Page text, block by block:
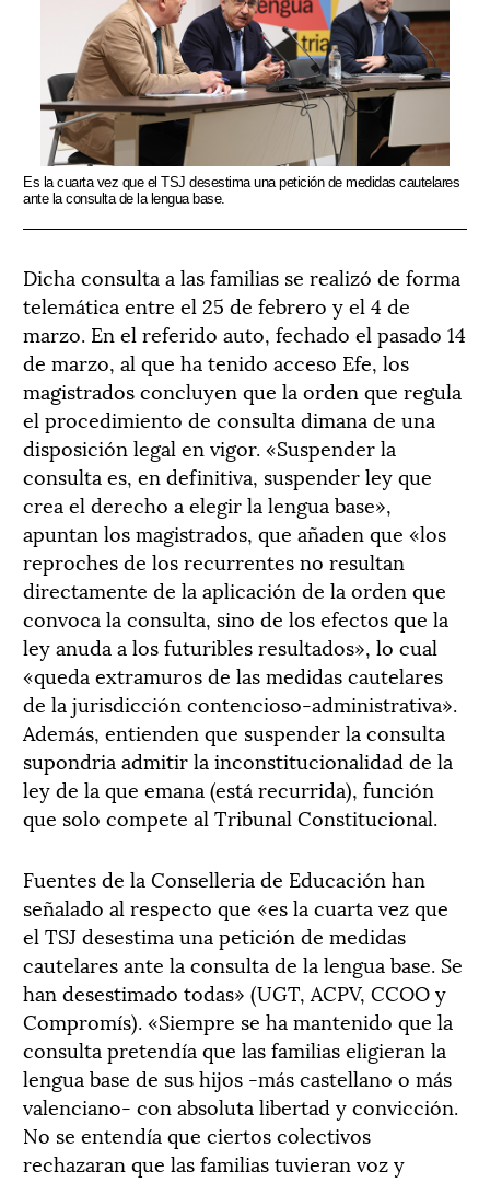
Es la cuarta vez que el TSJ desestima una petición de medidas cautelares
ante la consulta de la lengua base.
Dicha consulta a las familias se realizó de forma
telemática entre el 25 de febrero y el 4 de
marzo. En el referido auto, fechado el pasado 14
de marzo, al que ha tenido acceso Efe, los
magistrados concluyen que la orden que regula
el procedimiento de consulta dimana de una
disposición legal en vigor. «Suspender la
consulta es, en definitiva, suspender ley que
crea el derecho a elegir la lengua base»,
apuntan los magistrados, que añaden que «los
reproches de los recurrentes no resultan
directamente de la aplicación de la orden que
convoca la consulta, sino de los efectos que la
ley anuda a los futuribles resultados», lo cual
«queda extramuros de las medidas cautelares
de la jurisdicción contencioso-administrativa».
Además, entienden que suspender la consulta
supondria admitir la inconstitucionalidad de la
ley de la que emana (está recurrida), función
que solo compete al Tribunal Constitucional.
Fuentes de la Conselleria de Educación han
señalado al respecto que «es la cuarta vez que
el TSJ desestima una petición de medidas
cautelares ante la consulta de la lengua base. Se
han desestimado todas» (UGT, ACPV, CCOO y
Compromís). «Siempre se ha mantenido que la
consulta pretendía que las familias eligieran la
lengua base de sus hijos -más castellano o más
valenciano- con absoluta libertad y convicción.
No se entendía que ciertos colectivos
rechazaran que las familias tuvieran voz y